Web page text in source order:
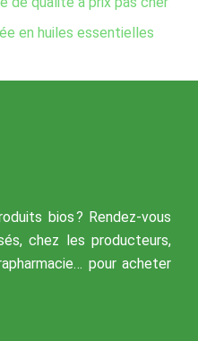
en huiles essentielles
bios ? Rendez-vous
chez les producteurs,
pour acheter